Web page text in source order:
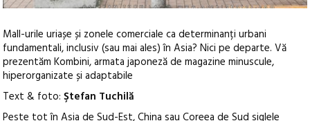
Mall-urile uriașe și zonele comerciale ca determinanți urbani
fundamentali, inclusiv (sau mai ales) în Asia? Nici pe departe. Vă
prezentăm Kombini, armata japoneză de magazine minuscule,
hiperorganizate și adaptabile
Text & foto:Ştefan Tuchilă